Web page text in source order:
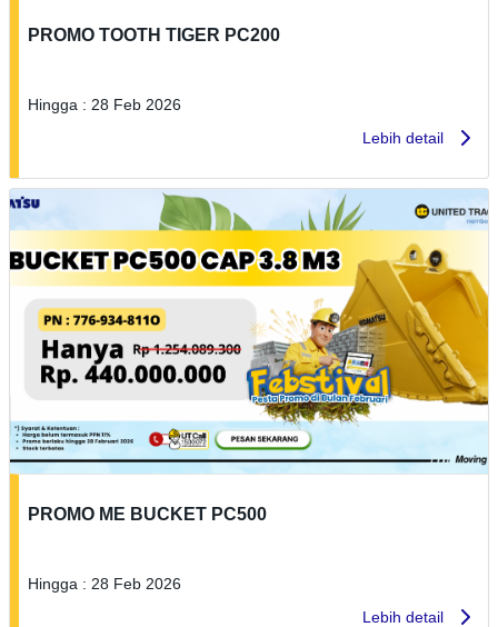
PROMO TOOTH TIGER PC200
Hingga : 28 Feb 2026
Lebih detail
PROMO ME BUCKET PC500
Hingga : 28 Feb 2026
Lebih detail